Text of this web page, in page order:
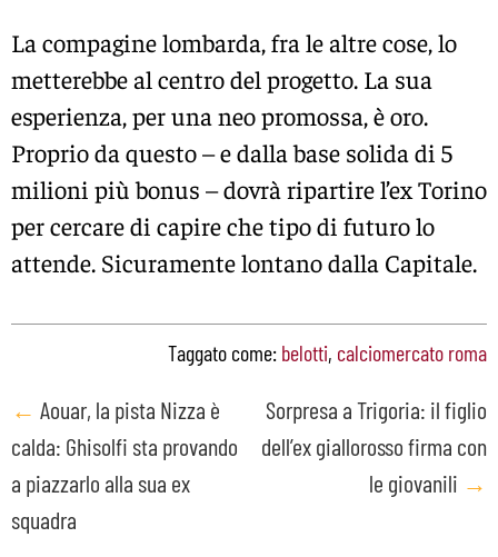
La compagine lombarda, fra le altre cose, lo
metterebbe al centro del progetto. La sua
esperienza, per una neo promossa, è oro.
Proprio da questo – e dalla base solida di 5
milioni più bonus – dovrà ripartire l’ex Torino
per cercare di capire che tipo di futuro lo
attende. Sicuramente lontano dalla Capitale.
Taggato come: belotti, calciomercato roma
Post
navigation
← Aouar, la pista Nizza è
calda: Ghisolfi sta provando
a piazzarlo alla sua ex
squadra
Sorpresa a Trigoria: il figlio
dell’ex giallorosso firma con
le giovanili →